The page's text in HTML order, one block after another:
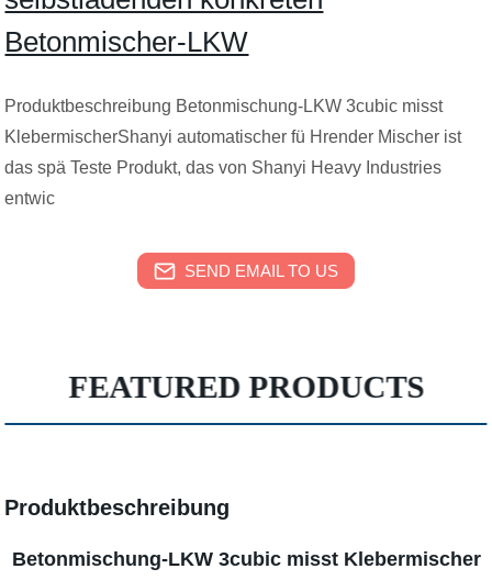
Betonmischer-LKW
Produktbeschreibung Betonmischung-LKW 3cubic misst
KlebermischerShanyi automatischer fü Hrender Mischer ist
das spä Teste Produkt, das von Shanyi Heavy Industries
entwic
SEND EMAIL TO US
FEATURED PRODUCTS
Produktbeschreibung
Betonmischung-LKW 3cubic misst Klebermischer